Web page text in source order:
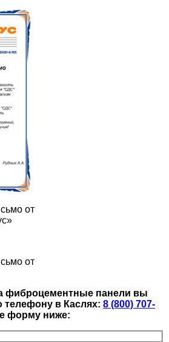
от
от
фиброцементные панели вы
телефону в Каслях: 8 (800) 707-
форму ниже: